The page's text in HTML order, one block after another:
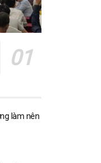
làm nên